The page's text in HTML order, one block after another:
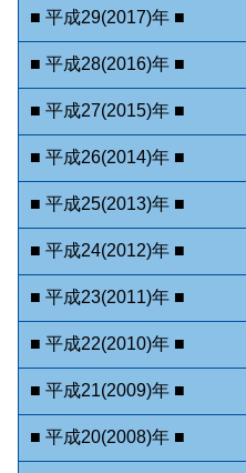
■ 平成29(2017)年 ■
■ 平成28(2016)年 ■
■ 平成27(2015)年 ■
■ 平成26(2014)年 ■
■ 平成25(2013)年 ■
■ 平成24(2012)年 ■
■ 平成23(2011)年 ■
■ 平成22(2010)年 ■
■ 平成21(2009)年 ■
■ 平成20(2008)年 ■